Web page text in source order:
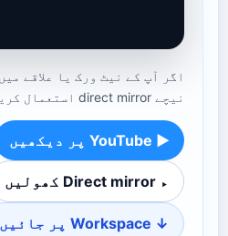
نیچے direct mirror استعمال کریں۔
▶ YouTube پر دیکھیں
▸ Direct mirror کھولیں
↓ Workspace پر جائیں